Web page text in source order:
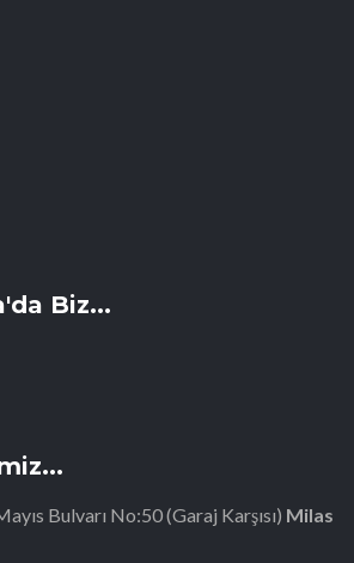
Biz...
Bulvarı No:50 (Garaj Karşısı) Milas